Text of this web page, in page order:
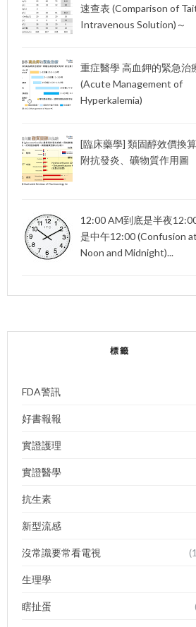
速查表 (Comparison of
Intravenous Solution)～
重症醫學 高血鉀的緊急治
(Acute Management of
Hyperkalemia)
[臨床藥學] 類固醇效價換算
附抗發炎、礦物質作用圖
12:00 AM到底是半夜
是中午12:00 (Confusion at
Noon and Midnight)...
標籤
FDA警訊
好書報報
實證護理
實證醫學
抗生素
新型流感
沒常識要常看電視
生理學
瞎扯蛋